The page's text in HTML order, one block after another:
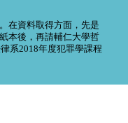
在資料取得方面，先是
本後，再請輔仁大學哲
系2018年度犯罪學課程